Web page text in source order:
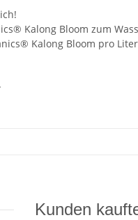
Kalong Bloom zum
Kalong Bloom pro
Kunden